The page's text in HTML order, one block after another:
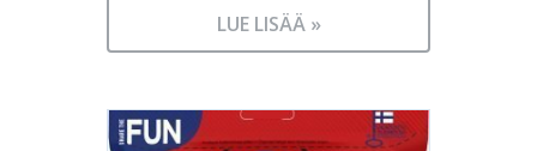
LUE LISÄÄ »